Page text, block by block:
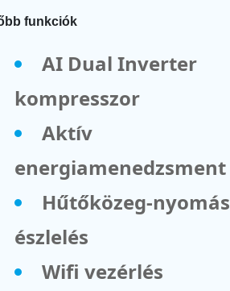
funkciók
AI Dual Inverter
kompresszor
Aktív
energiamenedzsment
Hűtőközeg-nyomás
észlelés
Wifi vezérlés